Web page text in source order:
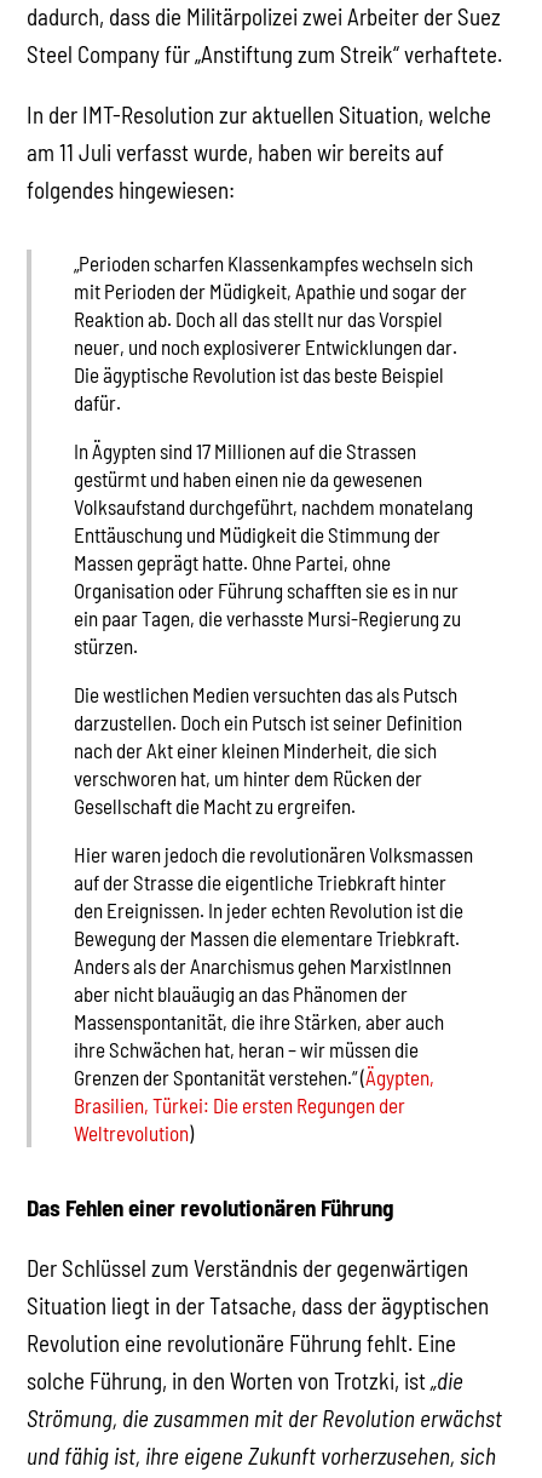
dadurch, dass die Militärpolizei zwei Arbeiter der Suez
Steel Company für „Anstiftung zum Streik“ verhaftete.
In der IMT-Resolution zur aktuellen Situation, welche
am 11 Juli verfasst wurde, haben wir bereits auf
folgendes hingewiesen:
„Perioden scharfen Klassenkampfes wechseln sich
mit Perioden der Müdigkeit, Apathie und sogar der
Reaktion ab. Doch all das stellt nur das Vorspiel
neuer, und noch explosiverer Entwicklungen dar.
Die ägyptische Revolution ist das beste Beispiel
dafür.
In Ägypten sind 17 Millionen auf die Strassen
gestürmt und haben einen nie da gewesenen
Volksaufstand durchgeführt, nachdem monatelang
Enttäuschung und Müdigkeit die Stimmung der
Massen geprägt hatte. Ohne Partei, ohne
Organisation oder Führung schafften sie es in nur
ein paar Tagen, die verhasste Mursi-Regierung zu
stürzen.
Die westlichen Medien versuchten das als Putsch
darzustellen. Doch ein Putsch ist seiner Definition
nach der Akt einer kleinen Minderheit, die sich
verschworen hat, um hinter dem Rücken der
Gesellschaft die Macht zu ergreifen.
Hier waren jedoch die revolutionären Volksmassen
auf der Strasse die eigentliche Triebkraft hinter
den Ereignissen. In jeder echten Revolution ist die
Bewegung der Massen die elementare Triebkraft.
Anders als der Anarchismus gehen MarxistInnen
aber nicht blauäugig an das Phänomen der
Massenspontanität, die ihre Stärken, aber auch
ihre Schwächen hat, heran – wir müssen die
Grenzen der Spontanität verstehen.“ (Ägypten,
Brasilien, Türkei: Die ersten Regungen der
Weltrevolution)
Das Fehlen einer revolutionären Führung
Der Schlüssel zum Verständnis der gegenwärtigen
Situation liegt in der Tatsache, dass der ägyptischen
Revolution eine revolutionäre Führung fehlt. Eine
solche Führung, in den Worten von Trotzki, ist„die
Strömung, die zusammen mit der Revolution erwächst
und fähig ist, ihre eigene Zukunft vorherzusehen, sich